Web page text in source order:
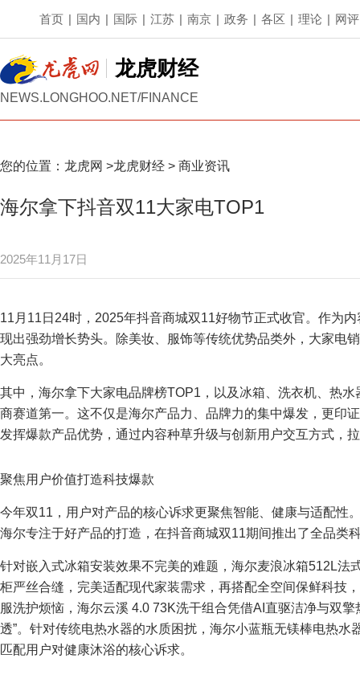
首页 | 国内 | 国际 | 江苏 | 南京 | 政务 | 各区 | 理论 | 网评
龙虎财经
NEWS.LONGHOO.NET/FINANCE
您的位置： 龙虎网 >龙虎财经 > 商业资讯
海尔拿下抖音双11大家电TOP1
2025年11月17日
11月11日24时，2025年抖音商城双11好物节正式收官。作为
现出强劲增长势头。除美妆、服饰等传统优势品类外，大家电
大亮点。
其中，海尔拿下大家电品牌榜TOP1，以及冰箱、洗衣机、热
商赛道第一。这不仅是海尔产品力、品牌力的集中爆发，更印
发挥爆款产品优势，通过内容种草升级与创新用户交互方式，
聚焦用户价值打造科技爆款
今年双11，用户对产品的核心诉求更聚焦智能、健康与适配性
海尔专注于好产品的打造，在抖音商城双11期间推出了全品类
针对嵌入式冰箱安装效果不完美的难题，海尔麦浪冰箱512L法
柜严丝合缝，完美适配现代家装需求，再搭配全空间保鲜科技
服洗护烦恼，海尔云溪 4.0 73K洗干组合凭借AI直驱洁净与双
透”。针对传统电热水器的水质困扰，海尔小蓝瓶无镁棒电热
匹配用户对健康沐浴的核心诉求。